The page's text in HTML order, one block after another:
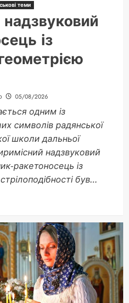
теми
із
05/08/2026
одним із
символів радянської
школи дальньої
надзвуковий
ракетоносець із
був...